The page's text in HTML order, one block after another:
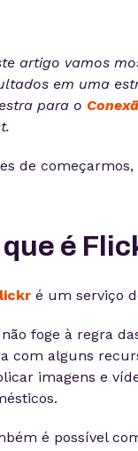
artigo vamos
em uma
para o
de
que é
é um serviço
não foge à regra
com alguns
imagens e
é possível